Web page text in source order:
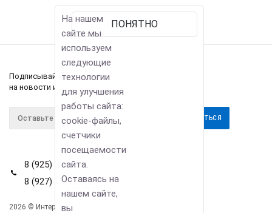
Подписывайтесь
на новости и акции
8 (925) 114-42-80
8 (927) 911-22-66
2026 © Интернет-магазин
ПОНЯТНО
На нашем
сайте мы
используем
следующие
технологии
для улучшения
работы сайта:
cookie-файлы,
счетчики
посещаемости
сайта.
Оставаясь на
нашем сайте,
вы